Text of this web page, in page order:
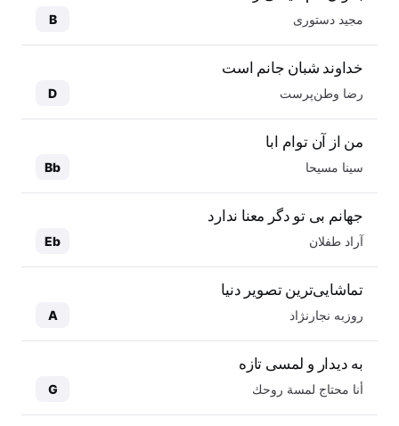
مجید دستوری B
خداوند شبان جانم است
رضا وطن‌پرست D
من از آن توام ابا
سینا مسیحا Bb
جهانم بی تو دگر معنا ندارد
آراد طفلان Eb
تماشایی‌ترین تصویر دنیا
روزبه نجارنژاد A
به دیدار و لمسی تازه
أنا محتاج لمسة روحك G